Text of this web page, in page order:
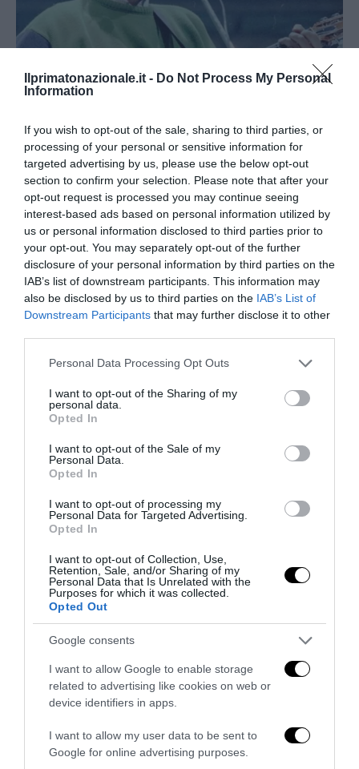
Ilprimatonazionale.it - Do Not Process My Personal
Information
If you wish to opt-out of the sale, sharing to third parties, or
processing of your personal or sensitive information for
targeted advertising by us, please use the below opt-out
section to confirm your selection. Please note that after your
opt-out request is processed you may continue seeing
interest-based ads based on personal information utilized by
us or personal information disclosed to third parties prior to
your opt-out. You may separately opt-out of the further
disclosure of your personal information by third parties on the
IAB’s list of downstream participants. This information may
also be disclosed by us to third parties on the IAB’s List of
Downstream Participants that may further disclose it to other
Please note that this website/app uses one or more Google
not limited to your visit or usage behaviour. You may click to
grant or deny consent to Google and its third-party tags to
use your data for below specified purposes in below Google
consent section.
Personal Data Processing Opt Outs
I want to opt-out of the Sharing of my
personal data.
Opted In
I want to opt-out of the Sale of my
Personal Data.
Opted In
I want to opt-out of processing my
Personal Data for Targeted Advertising.
Opted In
I want to opt-out of Collection, Use,
Retention, Sale, and/or Sharing of my
Personal Data that Is Unrelated with the
Purposes for which it was collected.
Opted Out
Google consents
I want to allow Google to enable storage
related to advertising like cookies on web or
device identifiers in apps.
I want to allow my user data to be sent to
Google for online advertising purposes.
Addio a Francesco Guccini: stronzo, poeta e buffone di
corte
7 Agosto 2026
Bonaccini e il mito delle barricate di Parma: quando
l’antifascismo copia il fascismo
6 Agosto 2026
Remigrazione, il Copasir riconosce all’antifascismo il